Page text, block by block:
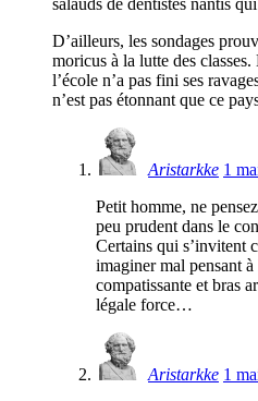
salauds de dentistes nantis
D’ailleurs, les sondages
moricus à la lutte des
l’école n’a pas fini ses
n’est pas étonnant que ce
Aristarkke 1
Petit homme, ne
peu prudent dans le
Certains qui s’invitent
imaginer mal pensant
compatissante et bras
légale force…
Aristarkke 1